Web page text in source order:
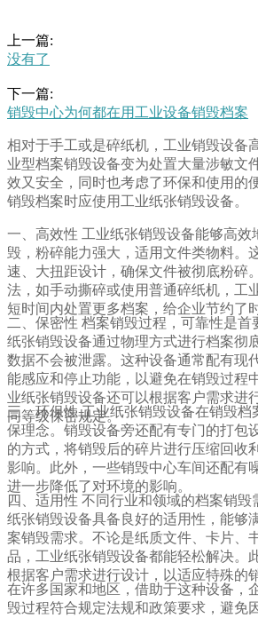
上一篇:
没有了
下一篇:
销毁中心为何都在用工业设备销毁档案
相对于手工或是碎纸机，工业销毁设备
业型档案销毁设备变为处置大量涉敏文
效又安全，同时也考虑了环保和使用的
销毁档案时应使用工业纸张销毁设备。
一、高效性 工业纸张销毁设备能够高效
毁，粉碎能力强大，适用文件类物料。
速、大扭距设计，确保文件被彻底粉碎
法，如手动撕碎或使用普通碎纸机，工
短时间内处置更多档案，给企业节约了
二、保密性 档案销毁过程，可靠性是首
纸张销毁设备通过物理方式进行档案彻
数据不会被泄露。这种设备通常配有现
能感应和停止功能，以避免在销毁过程
业纸张销毁设备还可以根据客户需求进
同等级保密规定。
三、环保性 工业纸张销毁设备在销毁档
保理念。销毁设备旁还配有专门的打包
的方式，将销毁后的碎片进行压缩回收
影响。此外，一些销毁中心车间还配有
进一步降低了对环境的影响。
四、适用性 不同行业和领域的档案销毁
纸张销毁设备具备良好的适用性，能够
案销毁需求。不论是纸质文件、卡片、
品，工业纸张销毁设备都能轻松解决。
根据客户需求进行设计，以适应特殊的
在许多国家和地区，借助于这种设备，
毁过程符合规定法规和政策要求，避免